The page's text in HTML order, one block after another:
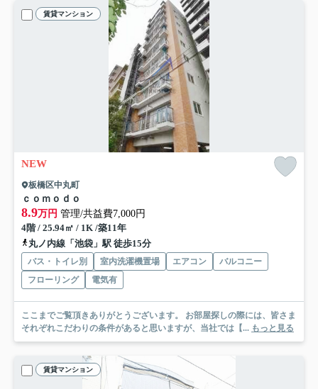
賃貸マンション
NEW
板橋区中丸町
ｃｏｍｏｄｏ
8.9万円 管理/共益費7,000円
4階 / 25.94㎡ / 1K /築11年
丸ノ内線「池袋」駅 徒歩15分
バス・トイレ別 室内洗濯機置場 エアコン
バルコニー
フローリング
電気有
ここまでご覧頂きありがとうございます。 お部屋探しの際には、皆さま
それぞれこだわりの条件があると思いますが、当社では【... もっと見る
賃貸マンション